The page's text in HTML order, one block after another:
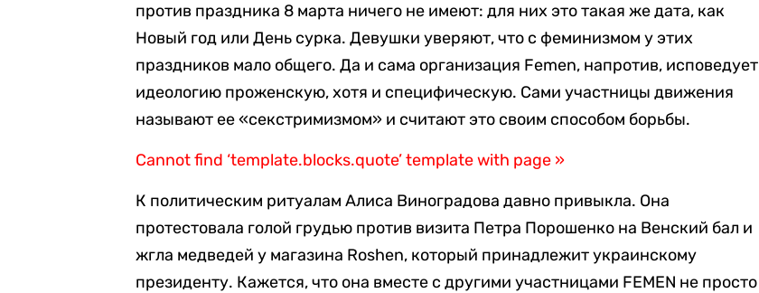
против праздника 8 марта ничего не имеют: для них это такая же дата, как
Новый год или День сурка. Девушки уверяют, что с феминизмом у этих
праздников мало общего. Да и сама организация Femen, напротив, исповедует
идеологию проженскую, хотя и специфическую. Сами участницы движения
называют ее «секстримизмом» и считают это своим способом борьбы.
Cannot find ‘template.blocks.quote’ template with page »
К политическим ритуалам Алиса Виноградова давно привыкла. Она
протестовала голой грудью против визита Петра Порошенко на Венский бал и
жгла медведей у магазина Roshen, который принадлежит украинскому
президенту. Кажется, что она вместе с другими участницами FEMEN не просто